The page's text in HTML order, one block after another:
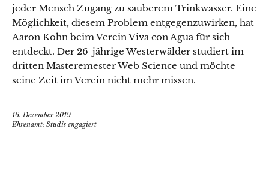
jeder Mensch Zugang zu sauberem Trinkwasser. Eine
Möglichkeit, diesem Problem entgegenzuwirken, hat
Aaron Kohn beim Verein Viva con Agua für sich
entdeckt. Der 26-jährige Westerwälder studiert im
dritten Masteremester Web Science und möchte
seine Zeit im Verein nicht mehr missen.
16. Dezember 2019
Ehrenamt: Studis engagiert